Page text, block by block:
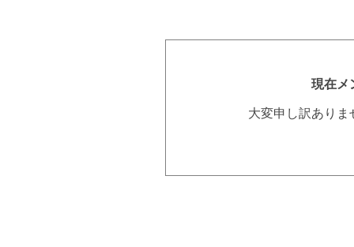
現在メ
大変申し訳あり